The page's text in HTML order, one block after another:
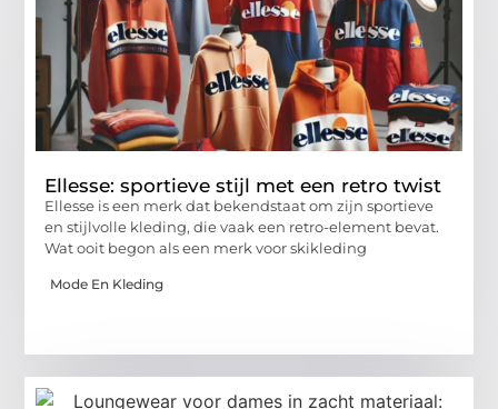
Ellesse: sportieve stijl met een retro twist
Ellesse is een merk dat bekendstaat om zijn sportieve
en stijlvolle kleding, die vaak een retro-element bevat.
Wat ooit begon als een merk voor skikleding
Mode En Kleding